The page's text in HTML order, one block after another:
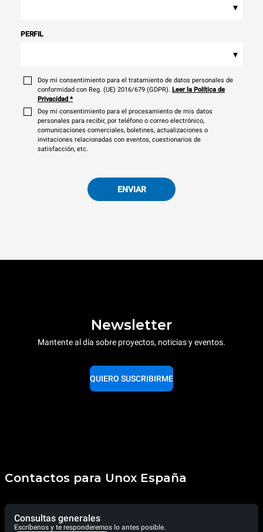
▾
PERFIL
▾
Doy mi consentimiento para el tratamiento de datos personales de
conformidad con Reg. (UE) 2016/679 (GDPR). Leer la Política de
Privacidad *
Doy mi consentimiento para el procesamiento de mis datos
personales para recibir, por teléfono o correo electrónico,
comunicaciones comerciales, boletines, actualizaciones o
invitaciones relacionadas con eventos, cuestionarios de
satisfacción, etc.
ENVIAR
Newsletter
Mantente al día sobre proyectos, noticias y eventos.
QUIERO SUSCRIBIRME
Contactos para Unox España
Consultas generales
Escríbenos y te responderemos lo antes posible.